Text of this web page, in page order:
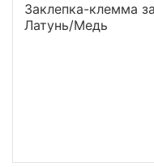
Заклепка-клемма
Латунь/Медь